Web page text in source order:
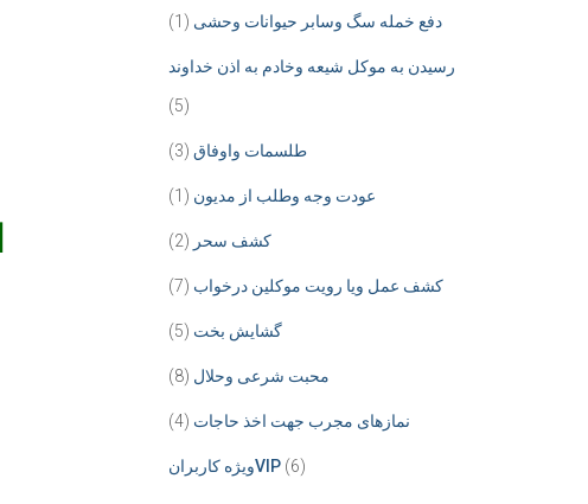
دفع خمله سگ وسابر حیوانات وحشی (1)
رسیدن به موکل شیعه وخادم به اذن خداوند
(5)
طلسمات واوفاق (3)
عودت وجه وطلب از مدیون (1)
کشف سحر (2)
کشف عمل ویا رویت موکلین درخواب (7)
گشایش بخت (5)
محبت شرعی وحلال (8)
نمازهای مجرب جهت اخذ حاجات (4)
ویژه کاربرانVIP(6)